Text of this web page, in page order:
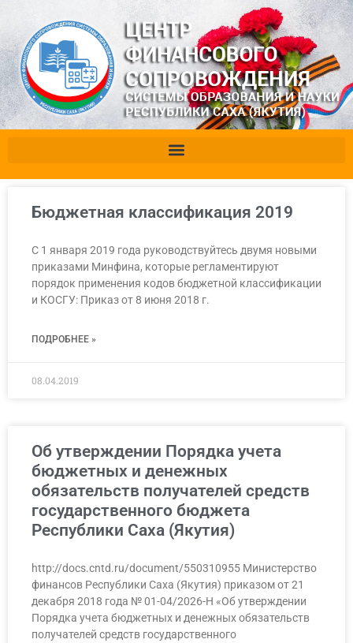
Бюджетная классификация 2019
С 1 января 2019 года руководствуйтесь двумя новыми
приказами Минфина, которые регламентируют
порядок применения кодов бюджетной классификации
и КОСГУ: Приказ от 8 июня 2018 г.
ПОДРОБНЕЕ »
08.04.2019
Об утверждении Порядка учета
бюджетных и денежных
обязательств получателей средств
государственного бюджета
Республики Саха (Якутия)
http://docs.cntd.ru/document/550310955 Министерство
финансов Республики Саха (Якутия) приказом от 21
декабря 2018 года № 01-04/2026-Н «Об утверждении
Порядка учета бюджетных и денежных обязательств
получателей средств государственного